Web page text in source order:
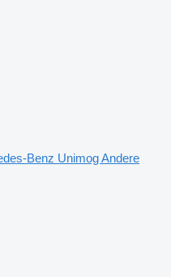
Benz Unimog Andere